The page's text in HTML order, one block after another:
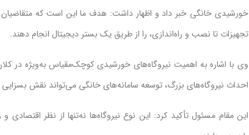
خورشیدی خانگی خبر داد و اظهار داشت: هدف ما این است که متقاضیان
تجهیزات تا نصب و راه‌اندازی، را از طریق یک بستر دیجیتال انجام دهند.
وی با اشاره به اهمیت نیروگاه‌های خورشیدی کوچک‌مقیاس به‌ویژه در
احداث نیروگاه‌های بزرگ، توسعه سامانه‌های خانگی می‌تواند نقش
این مقام مسئول تأکید کرد: این نوع نیروگاه‌ها نه‌تنها از نظر